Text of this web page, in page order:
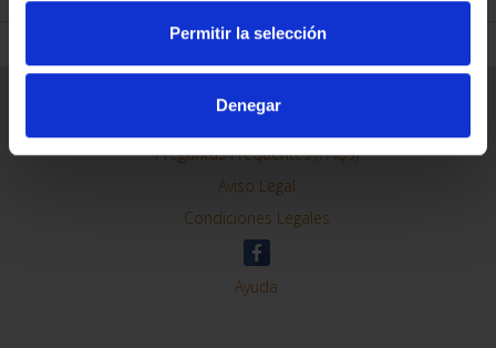
Permitir la selección
Denegar
Información General
Contacto
Preguntas Frequentes (FAQs)
Aviso Legal
Condiciones Legales
Ayuda